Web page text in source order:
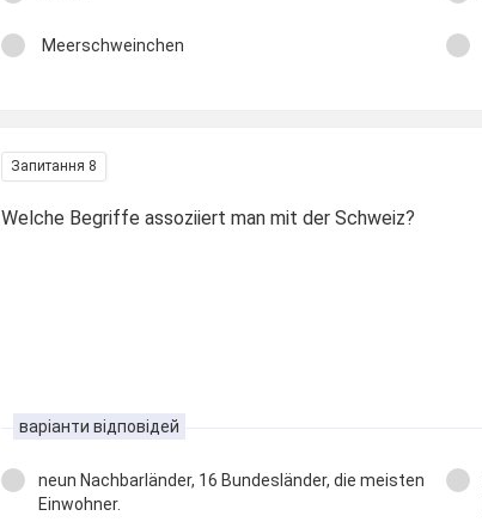
Meerschweinchen
Запитання 8
Welche Begriffe assoziiert man mit der Schweiz?
варіанти відповідей
neun Nachbarländer, 16 Bundesländer, die meisten
Einwohner.